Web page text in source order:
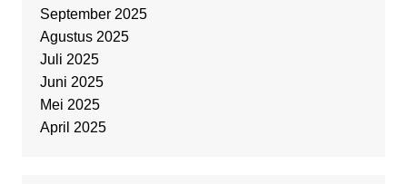
September 2025
Agustus 2025
Juli 2025
Juni 2025
Mei 2025
April 2025